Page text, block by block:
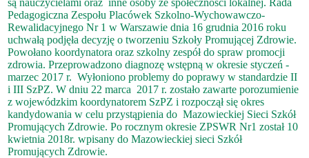
są nauczycielami oraz inne osoby ze społeczności lokalnej. Rada
Pedagogiczna Zespołu Placówek Szkolno-Wychowawczo-
Rewalidacyjnego Nr 1 w Warszawie dnia 16 grudnia 2016 roku
uchwałą podjęła decyzję o tworzeniu Szkoły Promującej Zdrowie.
Powołano koordynatora oraz szkolny zespół do spraw promocji
zdrowia. Przeprowadzono diagnozę wstępną w okresie styczeń -
marzec 2017 r. Wyłoniono problemy do poprawy w standardzie II
i III SzPZ. W dniu 22 marca 2017 r. zostało zawarte porozumienie
z wojewódzkim koordynatorem SzPZ i rozpoczął się okres
kandydowania w celu przystąpienia do Mazowieckiej Sieci Szkół
Promujących Zdrowie. Po rocznym okresie ZPSWR Nr1 został 10
kwietnia 2018r. wpisany do Mazowieckiej sieci Szkół
Promujących Zdrowie.